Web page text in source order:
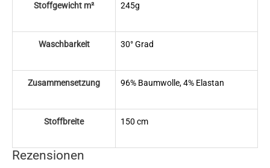
Stoffgewicht m² 245g
Waschbarkeit 30° Grad
Zusammensetzung 96% Baumwolle, 4% Elastan
Stoffbreite 150 cm
Rezensionen